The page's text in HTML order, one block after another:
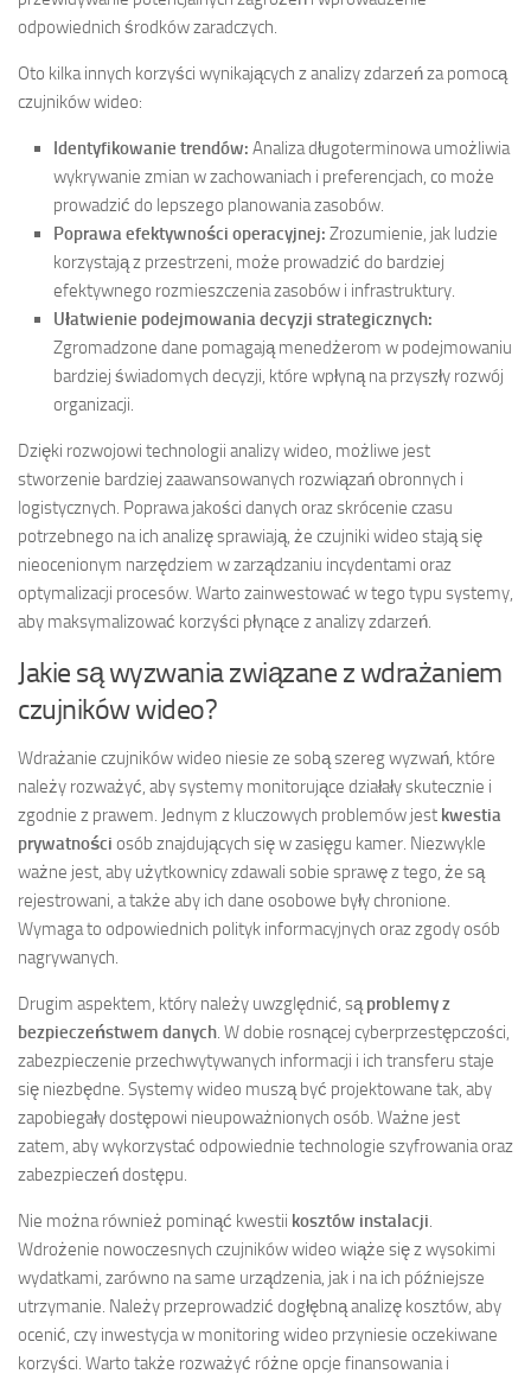
odpowiednich środków zaradczych.
Oto kilka innych korzyści wynikających z analizy zdarzeń za pomocą
czujników wideo:
Identyfikowanie trendów: Analiza długoterminowa umożliwia
wykrywanie zmian w zachowaniach i preferencjach, co może
prowadzić do lepszego planowania zasobów.
Poprawa efektywności operacyjnej: Zrozumienie, jak ludzie
korzystają z przestrzeni, może prowadzić do bardziej
efektywnego rozmieszczenia zasobów i infrastruktury.
Ułatwienie podejmowania decyzji strategicznych:
Zgromadzone dane pomagają menedżerom w podejmowaniu
bardziej świadomych decyzji, które wpłyną na przyszły rozwój
organizacji.
Dzięki rozwojowi technologii analizy wideo, możliwe jest
stworzenie bardziej zaawansowanych rozwiązań obronnych i
logistycznych. Poprawa jakości danych oraz skrócenie czasu
potrzebnego na ich analizę sprawiają, że czujniki wideo stają się
nieocenionym narzędziem w zarządzaniu incydentami oraz
optymalizacji procesów. Warto zainwestować w tego typu systemy,
aby maksymalizować korzyści płynące z analizy zdarzeń.
Jakie są wyzwania związane z wdrażaniem
czujników wideo?
Wdrażanie czujników wideo niesie ze sobą szereg wyzwań, które
należy rozważyć, aby systemy monitorujące działały skutecznie i
zgodnie z prawem. Jednym z kluczowych problemów jest kwestia
prywatności osób znajdujących się w zasięgu kamer. Niezwykle
ważne jest, aby użytkownicy zdawali sobie sprawę z tego, że są
rejestrowani, a także aby ich dane osobowe były chronione.
Wymaga to odpowiednich polityk informacyjnych oraz zgody osób
nagrywanych.
Drugim aspektem, który należy uwzględnić, sąproblemy z
bezpieczeństwem danych. W dobie rosnącej cyberprzestępczości,
zabezpieczenie przechwytywanych informacji i ich transferu staje
się niezbędne. Systemy wideo muszą być projektowane tak, aby
zapobiegały dostępowi nieupoważnionych osób. Ważne jest
zatem, aby wykorzystać odpowiednie technologie szyfrowania oraz
zabezpieczeń dostępu.
Nie można również pominąć kwestii kosztów instalacji.
Wdrożenie nowoczesnych czujników wideo wiąże się z wysokimi
wydatkami, zarówno na same urządzenia, jak i na ich późniejsze
utrzymanie. Należy przeprowadzić dogłębną analizę kosztów, aby
ocenić, czy inwestycja w monitoring wideo przyniesie oczekiwane
korzyści. Warto także rozważyć różne opcje finansowania i